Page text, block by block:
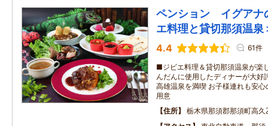
ペンション イグア
エ料理と貸切那須温泉
4.4 61件
■ジビエ料理＆貸切那須温泉が楽
んだんに使用したディナーが大好
高雄温泉を満喫 お子様連れも安
用意
住所
栃木県那須郡那須町高